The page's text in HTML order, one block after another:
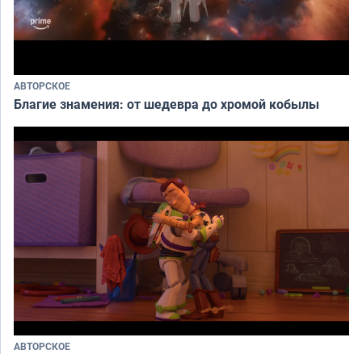
АВТОРСКОЕ
Благие знамения: от шедевра до хромой кобылы
АВТОРСКОЕ